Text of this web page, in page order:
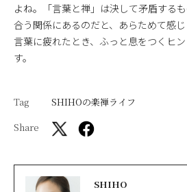
よね。「言葉と禅」は決して矛盾する
合う関係にあるのだと、あらためて感じ
言葉に疲れたとき、ふっと息をつくヒ
す。
Tag
SHIHOの楽禅ライフ
Share
SHIHO